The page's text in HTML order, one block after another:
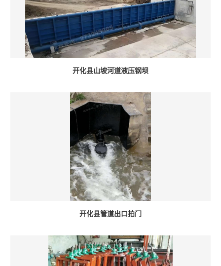
开化县山坡河道液压钢坝
开化县管道出口拍门